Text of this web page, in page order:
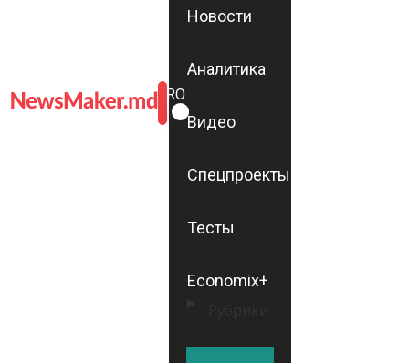
ROMÂNĂ
RU
Новости
Аналитика
Видео
Спецпроекты
Тесты
Economix+